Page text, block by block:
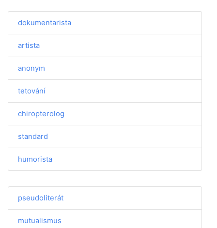
dokumentarista
artista
anonym
tetování
chiropterolog
standard
humorista
pseudoliterát
mutualismus